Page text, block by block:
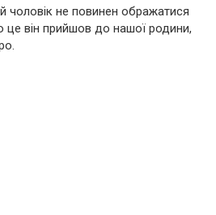
не повинен ображатися
це він прийшов до нашої родини,